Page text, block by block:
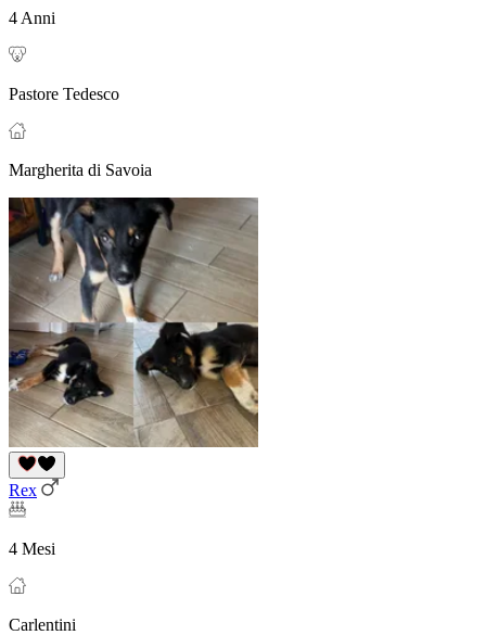
4 Anni
Pastore Tedesco
Margherita di Savoia
Rex
4 Mesi
Carlentini